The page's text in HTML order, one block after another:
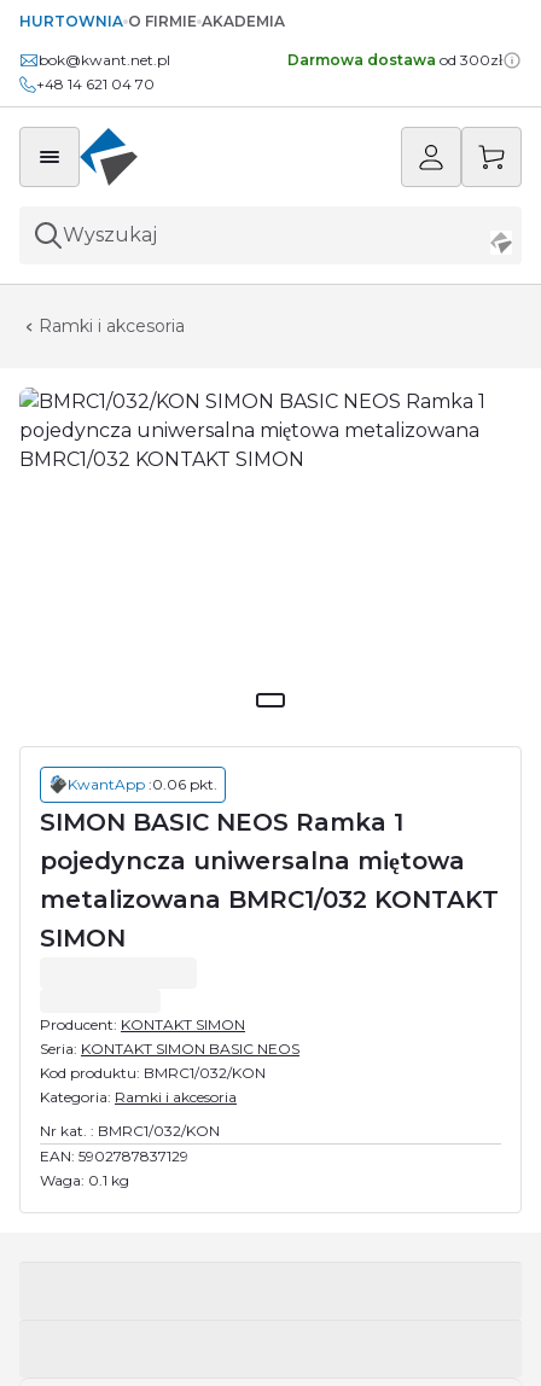
HURTOWNIA O FIRMIE AKADEMIA
bok@kwant.net.pl
+48 14 621 04 70
Darmowa dostawa od 300zł
Wyszukaj
Ramki i akcesoria
KwantApp :0.06 pkt.
SIMON BASIC NEOS Ramka 1
pojedyncza uniwersalna miętowa
metalizowana BMRC1/032 KONTAKT
SIMON
Producent: KONTAKT SIMON
Seria: KONTAKT SIMON BASIC NEOS
Kod produktu: BMRC1/032/KON
Kategoria: Ramki i akcesoria
Nr kat. : BMRC1/032/KON
EAN: 5902787837129
Waga: 0.1 kg